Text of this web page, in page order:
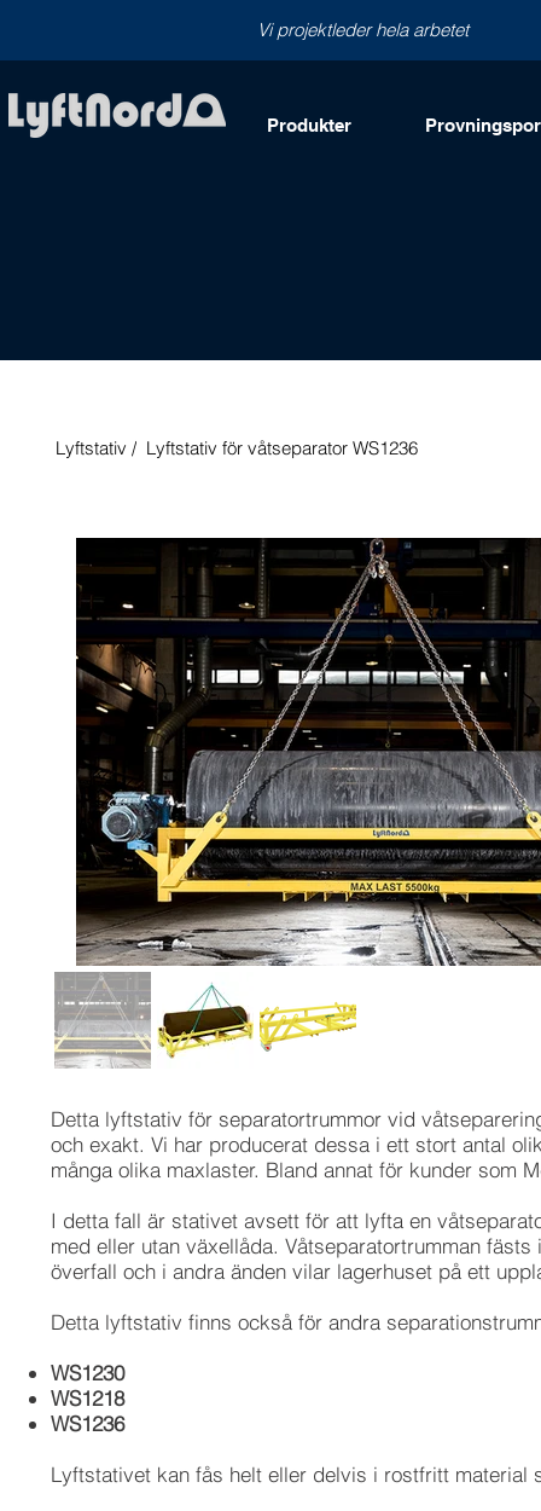
Vi projektleder hela arbetet
Produkter
Lyftstativ / Lyftstativ för våtseparator WS1236
Detta lyftstativ för separatortrummor vid
och exakt. Vi har producerat dessa i ett stort antal
många olika maxlaster. Bland annat för kunder som
I detta fall är stativet avsett för att lyfta en
med eller utan växellåda. Våtseparatortrumman fästs
överfall och i andra änden vilar lagerhuset på ett
Detta lyftstativ finns också för andra
WS1230
WS1218
WS1236
Lyftstativet kan fås helt eller delvis i rostfritt material